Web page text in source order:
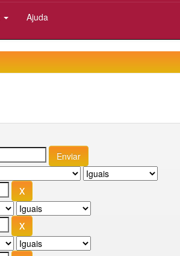
Ajuda